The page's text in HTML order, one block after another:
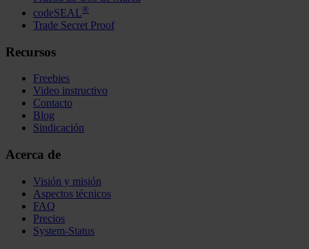
codeSEAL®
Trade Secret Proof
Recursos
Freebies
Video instructivo
Contacto
Blog
Sindicación
Acerca de
Visión y misión
Aspectos técnicos
FAQ
Precios
System-Status